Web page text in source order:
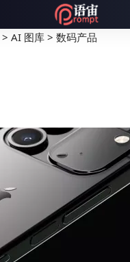
> AI 图库 > 数码产品